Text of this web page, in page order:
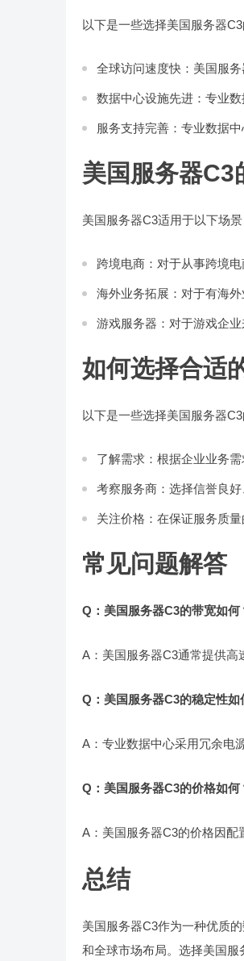
以下是一些选择美国服务器C3
全球访问速度快：美国服
数据中心设施先进：专业
服务支持完善：专业数据
美国服务器C3
美国服务器C3适用于以下场景
跨境电商：对于从事跨境
海外业务拓展：对于有海
游戏服务器：对于游戏企
如何选择合适
以下是一些选择美国服务器C3
了解需求：根据企业业务
考察服务商：选择信誉良好
关注价格：在保证服务质
常见问题解答
Q：美国服务器C3的带宽如何
A：美国服务器C3通常提供高
Q：美国服务器C3的稳定性如
A：专业数据中心采用冗余电
Q：美国服务器C3的价格如何
A：美国服务器C3的价格因配
总结
美国服务器C3作为一种优质
和全球市场布局。选择美国服